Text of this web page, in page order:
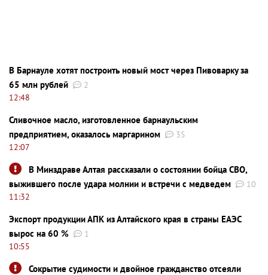
В Барнауле хотят построить новый мост через Пивоварку за
65 млн рублей
2
12:48
Сливочное масло, изготовленное барнаульским
предприятием, оказалось маргарином
35
12:07
В Минздраве Алтая рассказали о состоянии бойца СВО,
выжившего после удара молнии и встречи с медведем
10
11:32
Экспорт продукции АПК из Алтайского края в страны ЕАЭС
вырос на 60 %
1
10:55
Сокрытие судимости и двойное гражданство отсеяли